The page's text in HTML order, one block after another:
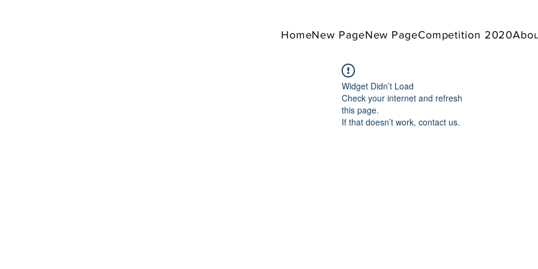
HomeNew PageNew PageCompetition 2020
Widget Didn’t Load
Check your internet and refresh
this page.
If that doesn’t work, contact us.